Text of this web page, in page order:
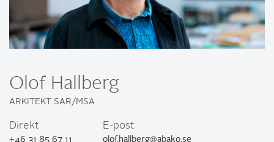
Olof Hallberg
ARKITEKT SAR/MSA
Direkt
+46 31 85 67 11
E-post
olof.hallberg@abako.se